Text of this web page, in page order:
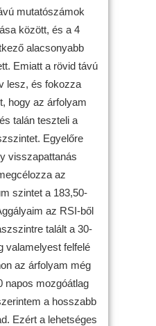
mutatószámok
között, és a 4
alacsonyabb
Emiatt a rövid távú
lesz, és fokozza
hogy az árfolyam
talán teszteli a
Egyelőre
visszapattanás
az
szintet a 183,50-
az RSI-ből
talált a 30-
valamelyest felfelé
az árfolyam még
napos mozgóátlag
a hosszabb
Ezért a lehetséges